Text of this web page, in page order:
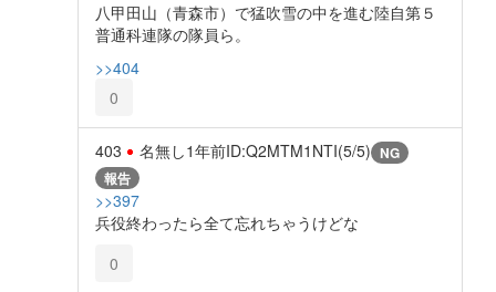
八甲田山（青森市）で猛吹雪の中を進む陸自第５
普通科連隊の隊員ら。
>>404
0
403 名無し1年前ID:Q2MTM1NTI(5/5) NG
報告
>>397
兵役終わったら全て忘れちゃうけどな
0